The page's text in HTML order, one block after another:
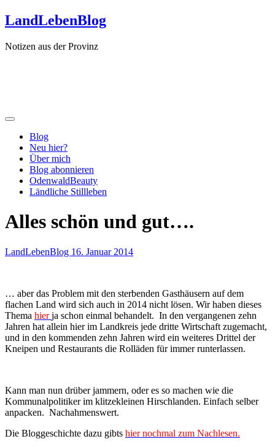
Zum
Inhalt
LandLebenBlog
Notizen aus der Provinz
Blog
Neu hier?
Über mich
Blog abonnieren
OdenwaldBeauty
Ländliche Stillleben
Alles schön und gut….
LandLebenBlog 16. Januar 2014
… aber das Problem mit den sterbenden Gasthäusern auf dem
flachen Land wird sich auch in 2014 nicht lösen. Wir haben dieses
Thema hier ja schon einmal behandelt. In den vergangenen zehn
Jahren hat allein hier im Landkreis jede dritte Wirtschaft zugemacht,
und in den kommenden zehn Jahren wird ein weiteres Drittel der
Kneipen und Restaurants die Rolläden für immer runterlassen.
Kann man nun drüber jammern, oder es so machen wie die
Kommunalpolitiker im klitzekleinen Hirschlanden. Einfach selber
anpacken. Nachahmenswert.
Die Bloggeschichte dazu gibts hier nochmal zum Nachlesen.